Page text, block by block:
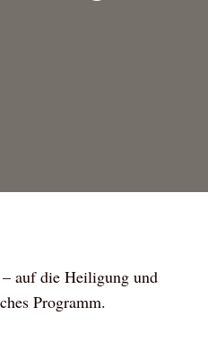
auf die Heiligung und
Programm.